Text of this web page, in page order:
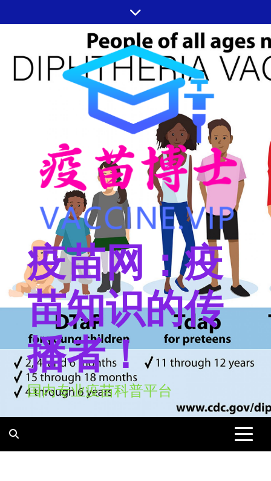
至
疫苗网：疫
苗知识的传
播者！
国内专业疫苗科普平台